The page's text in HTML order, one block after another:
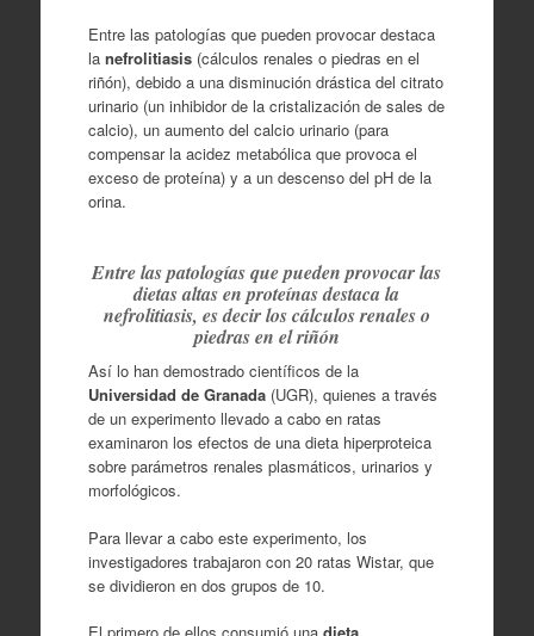
Entre las patologías que pueden provocar destaca
la nefrolitiasis(cálculos renales o piedras en el
riñón), debido a una disminución drástica del citrato
urinario (un inhibidor de la cristalización de sales de
calcio), un aumento del calcio urinario (para
compensar la acidez metabólica que provoca el
exceso de proteína) y a un descenso del pH de la
orina.
Entre las patologías que pueden provocar las
dietas altas en proteínas destaca la
nefrolitiasis, es decir los cálculos renales o
piedras en el riñón
Así lo han demostrado científicos de la
Universidad de Granada(UGR), quienes a través
de un experimento llevado a cabo en ratas
examinaron los efectos de una dieta hiperproteica
sobre parámetros renales plasmáticos, urinarios y
morfológicos.
Para llevar a cabo este experimento, los
investigadores trabajaron con 20 ratas Wistar, que
se dividieron en dos grupos de 10.